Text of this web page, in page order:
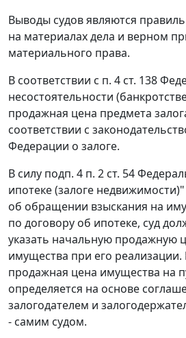
Выводы судов являются
на материалах дела и верном
материального права.
В соответствии с п. 4 ст. 138
несостоятельности
продажная цена предмета
соответствии с
Федерации о залоге.
В силу подп. 4 п. 2 ст. 54
ипотеке (залоге
об обращении взыскания на
по договору об ипотеке, суд
указать начальную продажную
имущества при его
продажная цена имущества на
определяется на основе
залогодателем и
- самим судом.